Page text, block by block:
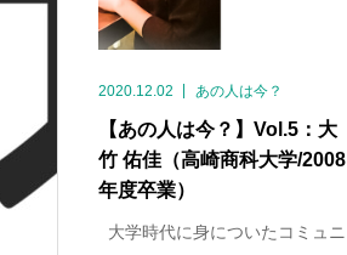
2020.12.02 あの人は今？
【あの人は今？】Vol.5：大
竹 佑佳（高崎商科大学/2008
年度卒業）
大学時代に身についたコミュニ